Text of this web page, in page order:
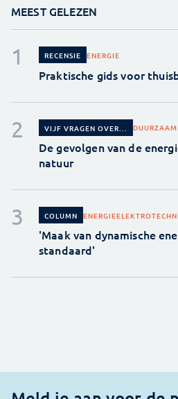
MEEST GELEZEN
RECENSIE ENERGIE
Praktische gids voor
VIJF VRAGEN OVER...
De gevolgen van de
natuur
COLUMN ENERGIE
'Maak van dynamische
standaard'